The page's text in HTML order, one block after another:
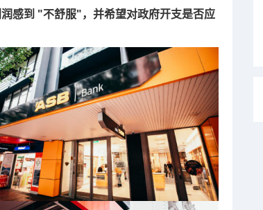
感到 "不舒服"，并希望对政府开支是否应